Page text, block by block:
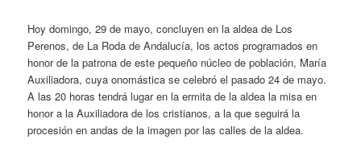
Hoy domingo, 29 de mayo, concluyen en la aldea de Los
Perenos, de La Roda de Andalucía, los actos programados en
honor de la patrona de este pequeño núcleo de población, María
Auxiliadora, cuya onomástica se celebró el pasado 24 de mayo.
A las 20 horas tendrá lugar en la ermita de la aldea la misa en
honor a la Auxiliadora de los cristianos, a la que seguirá la
procesión en andas de la imagen por las calles de la aldea.